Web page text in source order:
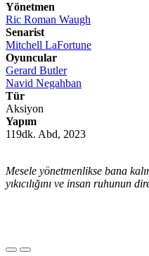
Yönetmen
Ric Roman Waugh
Senarist
Mitchell LaFortune
Oyuncular
Gerard Butler
Navid Negahban
Tür
Aksiyon
Yapım
119dk. Abd, 2023
Mesele yönetmenlikse bana
yıkıcılığını ve insan ruhunun